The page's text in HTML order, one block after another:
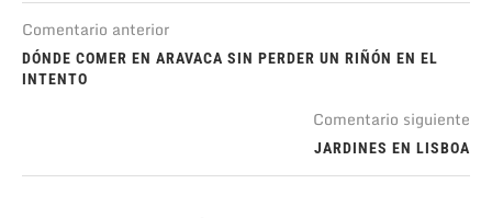
Comentario anterior
DÓNDE COMER EN ARAVACA SIN PERDER UN RIÑÓN EN EL
INTENTO
Comentario siguiente
JARDINES EN LISBOA